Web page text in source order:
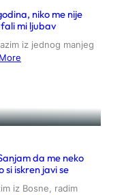
niko me nije
mi ljubav
iz jednog manjeg
da me neko
si iskren javi se
iz Bosne, radim